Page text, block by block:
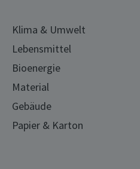
Klima & Umwelt
Lebensmittel
Bioenergie
Material
Gebäude
Papier & Karton